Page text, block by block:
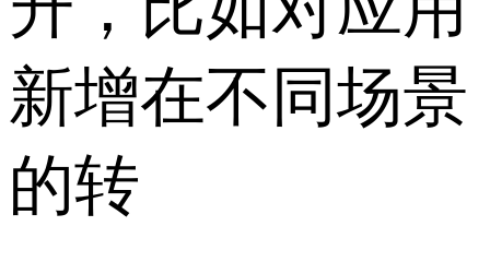
新增在不同场景
的转